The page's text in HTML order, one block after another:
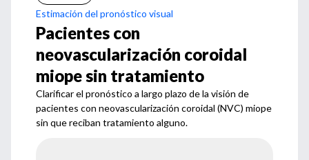
Estimación del pronóstico visual
Pacientes con
neovascularización coroidal
miope sin tratamiento
Clarificar el pronóstico a largo plazo de la visión de
pacientes con neovascularización coroidal (NVC) miope
sin que reciban tratamiento alguno.